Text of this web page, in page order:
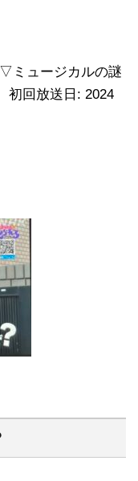
ミュージカルの謎
回放送日: 2024